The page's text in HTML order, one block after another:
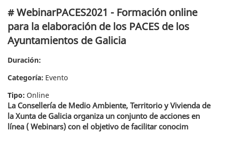
# WebinarPACES2021 - Formación online
para la elaboración de los PACES de los
Ayuntamientos de Galicia
Duración:
Categoría: Evento
Tipo: Online
La Consellería de Medio Ambiente, Territorio y Vivienda de
la Xunta de Galicia organiza un conjunto de acciones en
línea ( Webinars) con el objetivo de facilitar conocim